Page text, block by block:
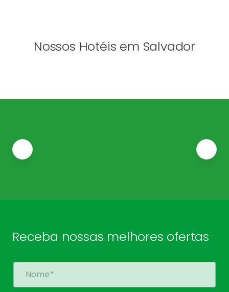
Nossos Hotéis em Salvador
Receba nossas melhores ofertas